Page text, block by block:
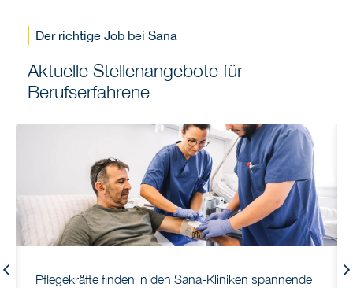
Der richtige Job bei Sana
Aktuelle Stellenangebote für
Berufserfahrene
Previous
Pflegekräfte finden in den Sana-Kliniken spannende